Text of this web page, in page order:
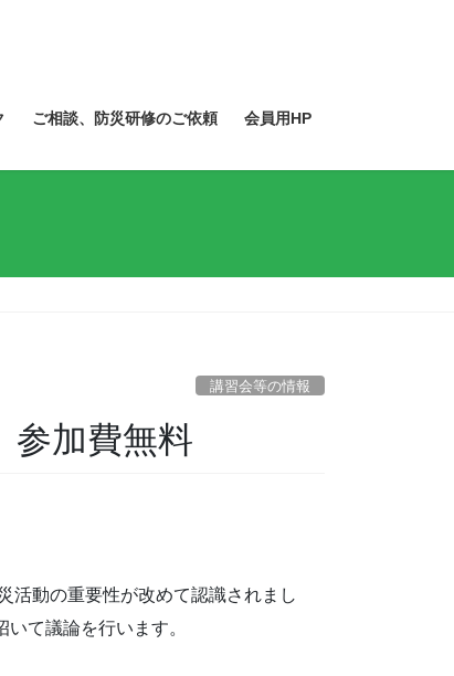
ご相談、防災研修のご依頼 会員用HP
講習会等の情報
参加費無料
活動の重要性が改めて認識されまし
て議論を行います。